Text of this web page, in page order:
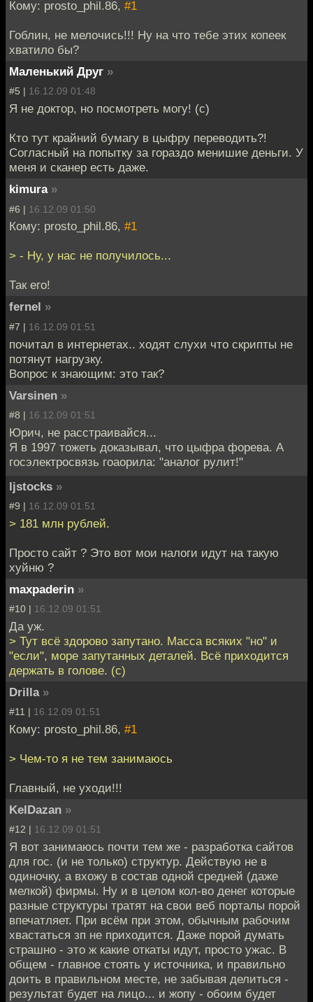
Кому: prosto_phil.86, #1
Гоблин, не мелочись!!! Ну на что тебе этих копеек
хватило бы?
Маленький Друг »
#5 | 16.12.09 01:48
Я не доктор, но посмотреть могу! (с)
Кто тут крайний бумагу в цыфру переводить?!
Согласный на попытку за гораздо менишие деньги. У
меня и сканер есть даже.
kimura »
#6 | 16.12.09 01:50
Кому: prosto_phil.86, #1
> - Ну, у нас не получилось...
Так его!
fernel »
#7 | 16.12.09 01:51
почитал в интернетах.. ходят слухи что скрипты не
потянут нагрузку.
Вопрос к знающим: это так?
Varsinen »
#8 | 16.12.09 01:51
Юрич, не расстраивайся...
Я в 1997 тожеть доказывал, что цыфра форева. А
госэлектросвязь гоаорила: "аналог рулит!"
ljstocks »
#9 | 16.12.09 01:51
> 181 млн рублей.
Просто сайт ? Это вот мои налоги идут на такую
хуйню ?
maxpaderin »
#10 | 16.12.09 01:51
Да уж.
> Тут всё здорово запутано. Масса всяких "но" и
"если", море запутанных деталей. Всё приходится
держать в голове. (с)
Drilla »
#11 | 16.12.09 01:51
Кому: prosto_phil.86, #1
> Чем-то я не тем занимаюсь
Главный, не уходи!!!
KelDazan »
#12 | 16.12.09 01:51
Я вот занимаюсь почти тем же - разработка сайтов
для гос. (и не только) структур. Действую не в
одиночку, а вхожу в состав одной средней (даже
мелкой) фирмы. Ну и в целом кол-во денег которые
разные структуры тратят на свои веб порталы порой
впечатляет. При всём при этом, обычным рабочим
хвастаться зп не приходится. Даже порой думать
страшно - это ж какие откаты идут, просто ужас. В
общем - главное стоять у источника, и правильно
доить в правильном месте, не забывая делиться -
результат будет на лицо... и жопу - обоим будет